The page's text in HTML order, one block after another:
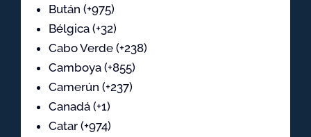
Bután (+975)
Bélgica (+32)
Cabo Verde (+238)
Camboya (+855)
Camerún (+237)
Canadá (+1)
Catar (+974)